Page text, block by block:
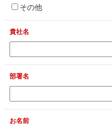
その他
貴社名
部署名
お名前